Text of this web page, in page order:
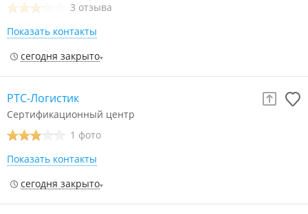
3 отзыва
Показать контакты
сегодня закрыто
РТС-Логистик
Сертификационный центр
1 фото
Показать контакты
сегодня закрыто